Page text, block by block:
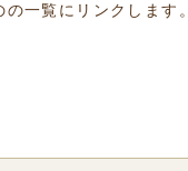
の一覧にリンクします